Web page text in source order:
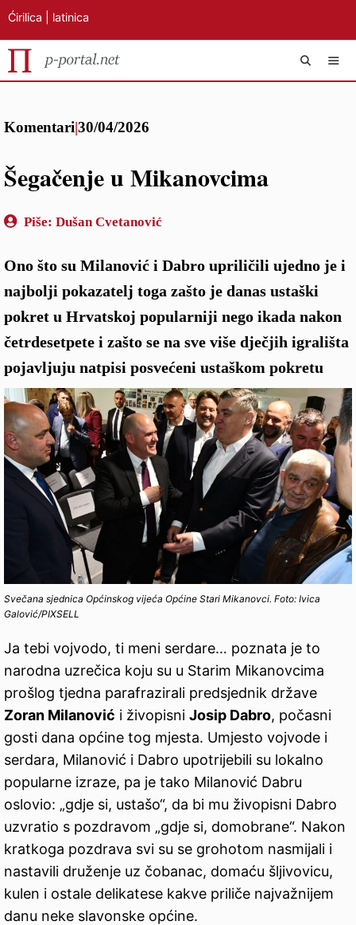
Ćirilica latinica
Komentari|30/04/2026
Šegačenje u Mikanovcima
Piše: Dušan Cvetanović
Ono što su Milanović i Dabro upriličili ujedno je i
najbolji pokazatelj toga zašto je danas ustaški
pokret u Hrvatskoj popularniji nego ikada nakon
četrdesetpete i zašto se na sve više dječjih igrališta
pojavljuju natpisi posvećeni ustaškom pokretu
Svečana sjednica Općinskog vijeća Općine Stari Mikanovci. Foto: Ivica
Galović/PIXSELL
Ja tebi vojvodo, ti meni serdare… poznata je to
narodna uzrečica koju su u Starim Mikanovcima
prošlog tjedna parafrazirali predsjednik države
Zoran Milanović i živopisni Josip Dabro, počasni
gosti dana općine tog mjesta. Umjesto vojvode i
serdara, Milanović i Dabro upotrijebili su lokalno
popularne izraze, pa je tako Milanović Dabru
oslovio: „gdje si, ustašo“, da bi mu živopisni Dabro
uzvratio s pozdravom „gdje si, domobrane“. Nakon
kratkoga pozdrava svi su se grohotom nasmijali i
nastavili druženje uz čobanac, domaću šljivovicu,
kulen i ostale delikatese kakve priliče najvažnijem
danu neke slavonske općine.